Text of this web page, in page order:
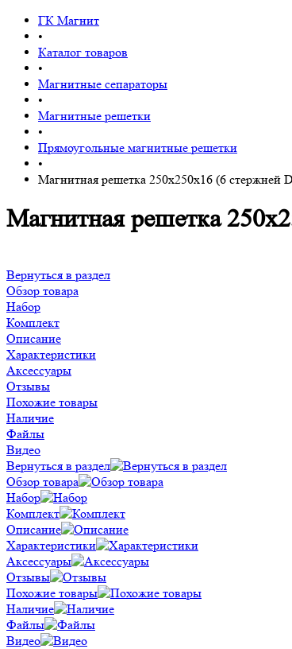
ГК Магнит
•
Каталог товаров
•
Магнитные сепараторы
•
Магнитные решетки
•
Прямоугольные магнитные решетки
•
Магнитная решетка 250х250х16 (6 стержней
Магнитная решетка
Вернуться в раздел
Обзор товара
Набор
Комплект
Описание
Характеристики
Аксессуары
Отзывы
Похожие товары
Наличие
Файлы
Видео
Вернуться в раздел
Обзор товара
Набор
Комплект
Описание
Характеристики
Аксессуары
Отзывы
Похожие товары
Наличие
Файлы
Видео